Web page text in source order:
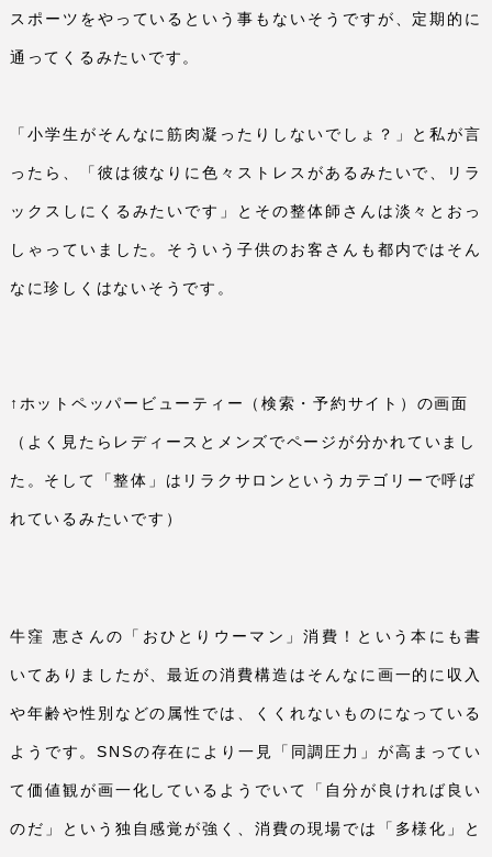
スポーツをやっているという事もないそうですが、定期的に
通ってくるみたいです。
「小学生がそんなに筋肉凝ったりしないでしょ？」と私が言
ったら、「彼は彼なりに色々ストレスがあるみたいで、リラ
ックスしにくるみたいです」とその整体師さんは淡々とおっ
しゃっていました。そういう子供のお客さんも都内ではそん
なに珍しくはないそうです。
↑ホットペッパービューティー（検索・予約サイト）の画面
（よく見たらレディースとメンズでページが分かれていまし
た。そして「整体」はリラクサロンというカテゴリーで呼ば
れているみたいです）
牛窪 恵さんの「おひとりウーマン」消費！という本にも書
いてありましたが、最近の消費構造はそんなに画一的に収入
や年齢や性別などの属性では、くくれないものになっている
ようです。SNSの存在により一見「同調圧力」が高まってい
て価値観が画一化しているようでいて「自分が良ければ良い
のだ」という独自感覚が強く、消費の現場では「多様化」と